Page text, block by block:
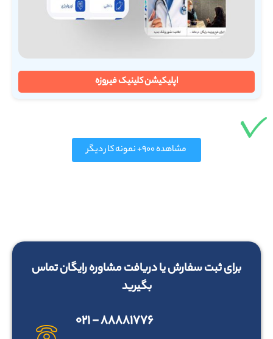
اپلیکیشن کلینیک فیروزه
مشاهده ۹۰۰+ نمونه کار دیگر
برای ثبت سفارش یا دریافت مشاوره رایگان تماس
بگیرید
۸۸۸۸۱۷۷۶ - ۰۲۱